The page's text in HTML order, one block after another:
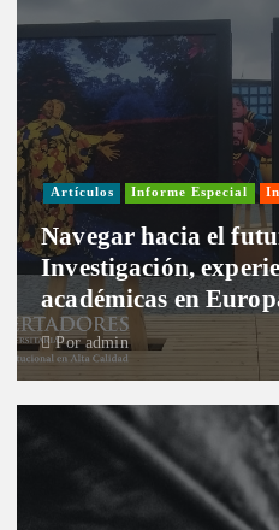
Artículos Informe Especial
Navegar hacia el
Investigación,
académicas en
Poradmin